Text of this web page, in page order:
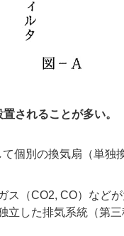
されることが多い。
個別の換気扇（単独
ス（CO2, CO）など
立した排気系統（第